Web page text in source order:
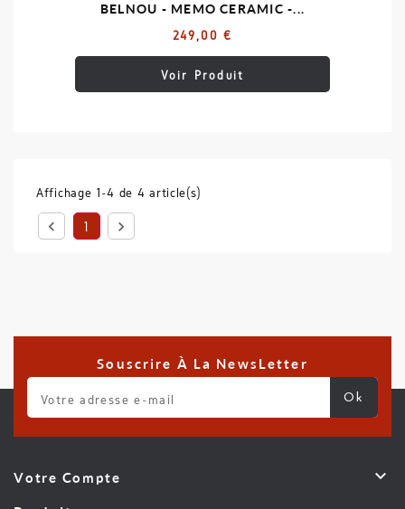
BELNOU - MEMO CERAMIC -...
249,00 €
Voir Produit
Affichage 1-4 de 4 article(s)
 1 
Souscrire À La NewsLetter
Votre Compte 